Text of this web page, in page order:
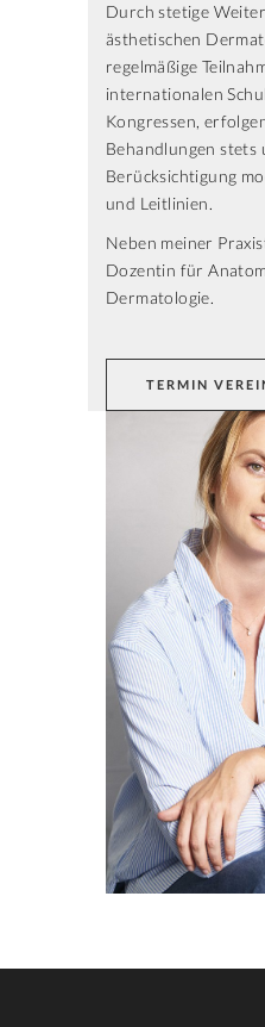
Durch stetige
ästhetischen
regelmäßige
internationalen
Kongressen,
Behandlungen stets
Berücksichtigung
und Leitlinien.
Neben meiner
Dozentin für
Dermatologie.
TERMIN